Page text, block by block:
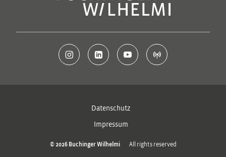
Datenschutz
Impressum
© 2026 Buchinger Wilhelmi All rights reserved